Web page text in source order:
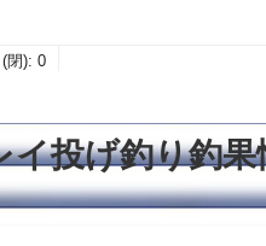
閉): 0
イ投げ釣り釣